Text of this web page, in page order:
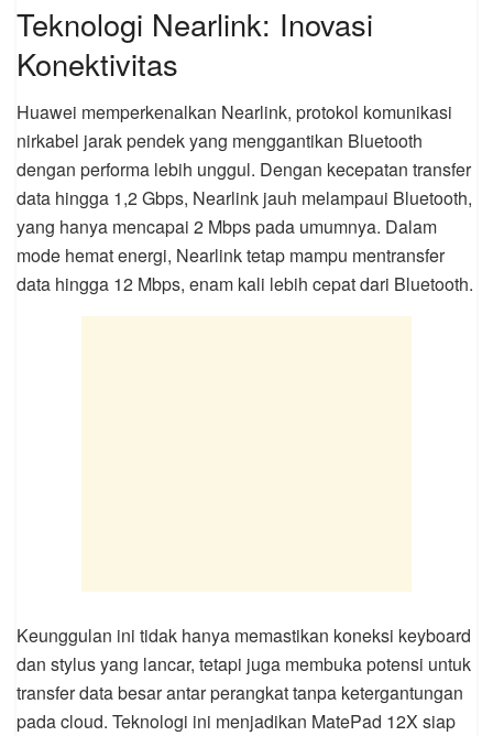
Teknologi Nearlink: Inovasi
Konektivitas
Huawei memperkenalkan Nearlink, protokol komunikasi
nirkabel jarak pendek yang menggantikan Bluetooth
dengan performa lebih unggul. Dengan kecepatan transfer
data hingga 1,2 Gbps, Nearlink jauh melampaui Bluetooth,
yang hanya mencapai 2 Mbps pada umumnya. Dalam
mode hemat energi, Nearlink tetap mampu mentransfer
data hingga 12 Mbps, enam kali lebih cepat dari Bluetooth.
Keunggulan ini tidak hanya memastikan koneksi keyboard
dan stylus yang lancar, tetapi juga membuka potensi untuk
transfer data besar antar perangkat tanpa ketergantungan
pada cloud. Teknologi ini menjadikan MatePad 12X siap